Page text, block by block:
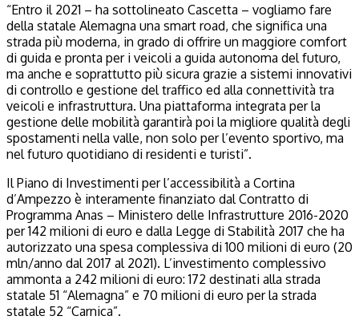
“Entro il 2021 – ha sottolineato Cascetta – vogliamo fare
della statale Alemagna una smart road, che significa una
strada più moderna, in grado di offrire un maggiore comfort
di guida e pronta per i veicoli a guida autonoma del futuro,
ma anche e soprattutto più sicura grazie a sistemi innovativi
di controllo e gestione del traffico ed alla connettività tra
veicoli e infrastruttura. Una piattaforma integrata per la
gestione delle mobilità garantirà poi la migliore qualità degli
spostamenti nella valle, non solo per l’evento sportivo, ma
nel futuro quotidiano di residenti e turisti”.
Il Piano di Investimenti per l’accessibilità a Cortina
d’Ampezzo è interamente finanziato dal Contratto di
Programma Anas – Ministero delle Infrastrutture 2016-2020
per 142 milioni di euro e dalla Legge di Stabilità 2017 che ha
autorizzato una spesa complessiva di 100 milioni di euro (20
mln/anno dal 2017 al 2021). L’investimento complessivo
ammonta a 242 milioni di euro: 172 destinati alla strada
statale 51 “Alemagna” e 70 milioni di euro per la strada
statale 52 “Carnica”.